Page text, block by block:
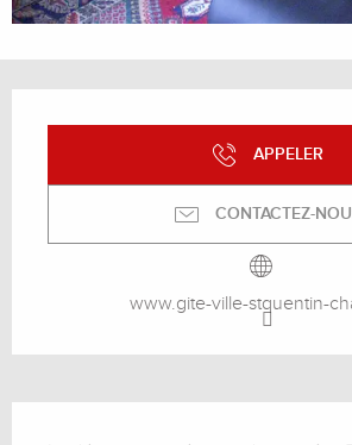
APPELER
CONTACTEZ-
www.gite-ville-stquentin-